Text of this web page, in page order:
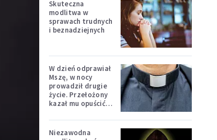
Skuteczna
modlitwa w
sprawach trudnych
i beznadziejnych
W dzień odprawiał
Mszę, w nocy
prowadził drugie
życie. Przełożony
kazał mu opuścić
Niezawodna